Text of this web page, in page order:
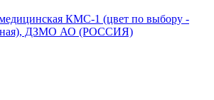
КМС-1 (цвет по выбору -
ДЗМО АО (РОССИЯ)